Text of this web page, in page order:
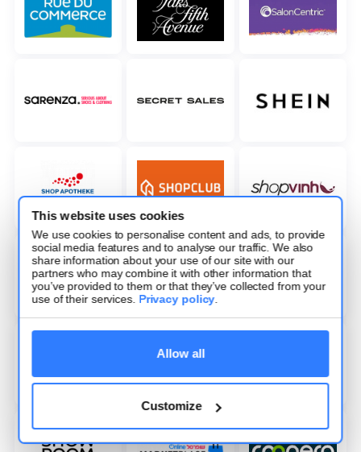
This website uses cookies
We use cookies to personalise content and ads, to provide
social media features and to analyse our traffic. We also
share information about your use of our site with our
partners who may combine it with other information that
you’ve provided to them or that they’ve collected from your
use of their services. Privacy policy.
Allow all
Customize